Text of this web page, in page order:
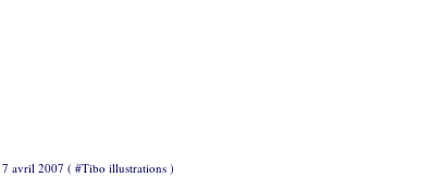
avril 2007 ( #Tibo illustrations )